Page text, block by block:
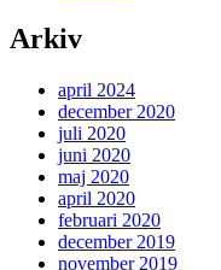
Arkiv
april 2024
december 2020
juli 2020
juni 2020
maj 2020
april 2020
februari 2020
december 2019
november 2019